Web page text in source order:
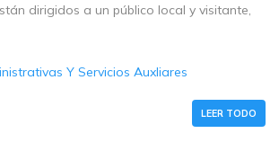
dirigidos a un público local y visitante,
Y Servicios Auxliares
LEER TODO